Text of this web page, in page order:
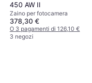
450 AW II
Zaino per fotocamera
378,30 €
O 3 pagamenti di 126,10 €
3 negozi